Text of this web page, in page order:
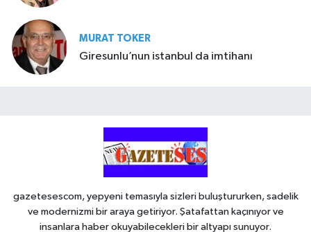
MURAT TOKER
Giresunlu’nun istanbul da imtihanı
gazetesescom, yepyeni temasıyla sizleri buluştururken, sadelik
ve modernizmi bir araya getiriyor. Şatafattan kaçınıyor ve
insanlara haber okuyabilecekleri bir altyapı sunuyor.